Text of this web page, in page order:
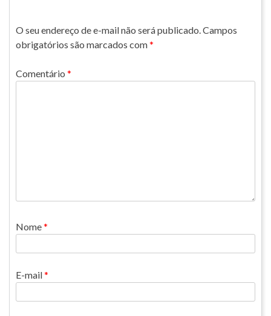
O seu endereço de e-mail não será publicado.Campos
obrigatórios são marcados com*
Comentário *
Nome*
E-mail*